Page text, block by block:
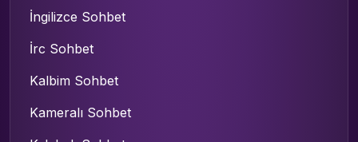
İngilizce Sohbet
İrc Sohbet
Kalbim Sohbet
Kameralı Sohbet